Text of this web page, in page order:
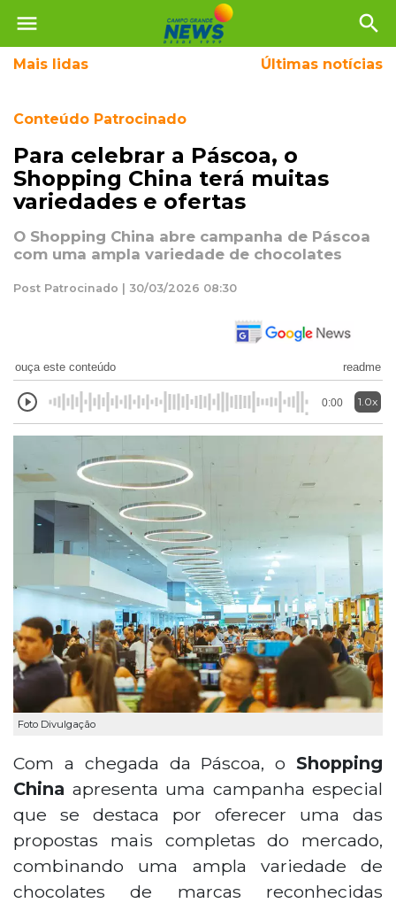
menu search
Mais lidas Últimas notícias
Conteúdo Patrocinado
Para celebrar a Páscoa, o
Shopping China terá muitas
variedades e ofertas
O Shopping China abre campanha de Páscoa
com uma ampla variedade de chocolates
Post Patrocinado | 30/03/2026 08:30
ouça este conteúdo readme
0:00 1.0x
Foto Divulgação
Com a chegada da Páscoa, o Shopping
China apresenta uma campanha especial
que se destaca por oferecer uma das
propostas mais completas do mercado,
combinando uma ampla variedade de
chocolates de marcas reconhecidas